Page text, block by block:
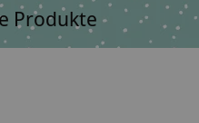
Produkte